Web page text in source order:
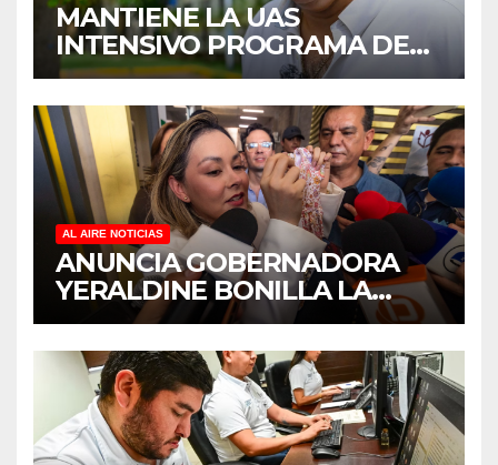
MANTIENE LA UAS
INTENSIVO PROGRAMA DE
MANTENIMIENTO Y
REHABILITACIÓN EN SUS
PLANTELES ANTE EL INICIO
DEL CICLO ESCOLAR 2026-
2027
AL AIRE NOTICIAS
ANUNCIA GOBERNADORA
YERALDINE BONILLA LA
REAPERTURA DEL
PROGRAMA “PONTE AL
CORRIENTE” PARA APOYAR
LA ECONOMÍA FAMILIAR EN
SINALOA